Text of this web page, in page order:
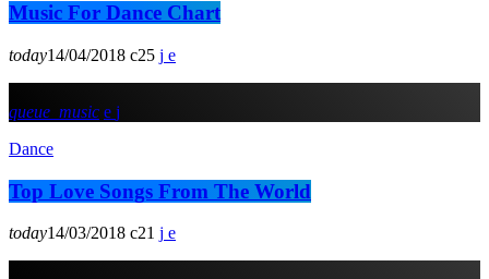
Music For Dance Chart
today14/04/2018 25
queue_music
Dance
Top Love Songs From The World
today14/03/2018 21